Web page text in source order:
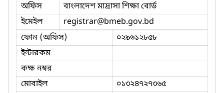
অফিস
বাংলাদেশ মাদ্রাসা শিক্ষা বোর্ড
ইমেইল
registrar@bmeb.gov.bd
ফোন (অফিস)
০২৯৬১২৮৫৮
ইন্টারকম
কক্ষ নম্বর
মোবাইল
০১৩২৪৭২৭৩৬৫